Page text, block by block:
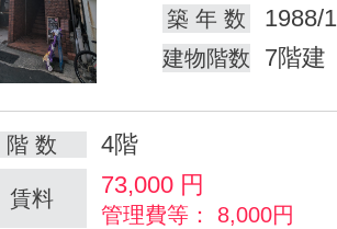
築 年 数
1988/
建物階数 7階建
階 数 4階
賃料 73,000 円
管理費等： 8,000円